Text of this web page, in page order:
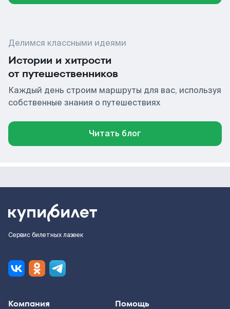
Делимся классными идеями
Истории и хитрости
от путешественников
Каждый день строим маршруты для вас, используя
собственные знания о путешествиях
Читать блог
Сервис билетных лазеек
Компания Помощь